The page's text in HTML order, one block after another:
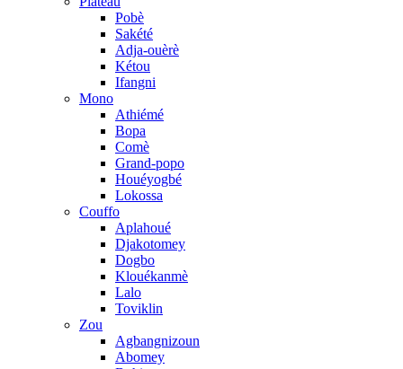
Pobè
Sakété
Adja-ouèrè
Kétou
Ifangni
Mono
Athiémé
Bopa
Comè
Grand-popo
Houéyogbé
Lokossa
Couffo
Aplahoué
Djakotomey
Dogbo
Klouékanmè
Lalo
Toviklin
Zou
Agbangnizoun
Abomey